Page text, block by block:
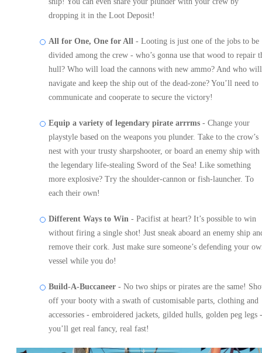
dropping it in the Loot Deposit!
All for One, One for All - Looting is just one of the jobs to be
divided among the crew - who’s gonna use that wood to repair
hull? Who will load the cannons with new ammo? And who will
navigate and keep the ship out of the dead-zone? You’ll need to
communicate and cooperate to secure the victory!
Equip a variety of legendary pirate arrrms - Change your
playstyle based on the weapons you plunder. Take to the crow’s
nest with your trusty sharpshooter, or board an enemy ship with
the legendary life-stealing Sword of the Sea! Like something
more explosive? Try the shoulder-cannon or fish-launcher. To
each their own!
Different Ways to Win - Pacifist at heart? It’s possible to win
without firing a single shot! Just sneak aboard an enemy ship
remove their cork. Just make sure someone’s defending your
vessel while you do!
Build-A-Buccaneer - No two ships or pirates are the same!
off your booty with a swath of customisable parts, clothing and
accessories - embroidered jackets, gilded hulls, golden peg legs -
you’ll get real fancy, real fast!